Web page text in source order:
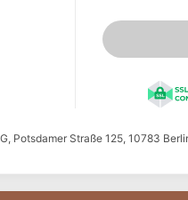
Potsdamer Straße 125, 10783